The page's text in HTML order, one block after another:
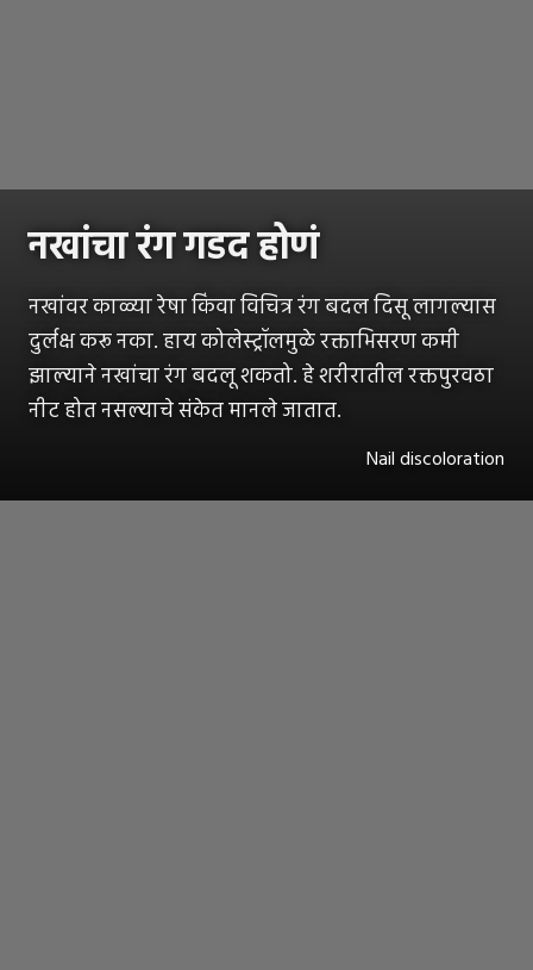
नखांचा रंग गडद होणं
नखांवर काळ्या रेषा किंवा विचित्र रंग बदल दिसू लागल्यास
दुर्लक्ष करू नका. हाय कोलेस्ट्रॉलमुळे रक्ताभिसरण कमी
झाल्याने नखांचा रंग बदलू शकतो. हे शरीरातील रक्तपुरवठा
नीट होत नसल्याचे संकेत मानले जातात.
Nail discoloration